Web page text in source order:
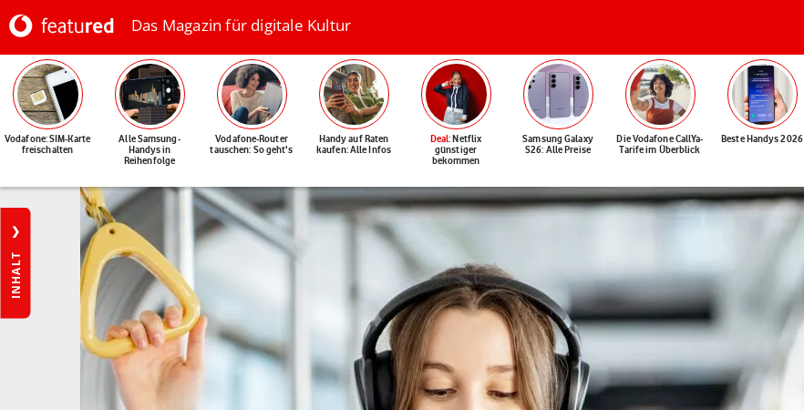
Das Magazin für digitale Kultur
Vodafone: SIM-Karte
freischalten
Alle Samsung-
Handys in
Reihenfolge
Vodafone-Router
tauschen: So geht's
Handy auf Raten
kaufen: Alle Infos
Deal: Netflix
günstiger
bekommen
Samsung Galaxy
S26: Alle Preise
Die Vodafone CallYa-
Tarife im Überblick
Beste Handys 2026
INHALT